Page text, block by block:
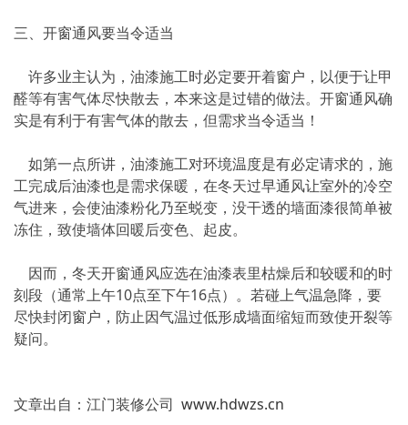
三、开窗通风要当令适当
许多业主认为，油漆施工时必定要开着窗户，以便于让甲
醛等有害气体尽快散去，本来这是过错的做法。开窗通风确
实是有利于有害气体的散去，但需求当令适当！
如第一点所讲，油漆施工对环境温度是有必定请求的，施
工完成后油漆也是需求保暖，在冬天过早通风让室外的冷空
气进来，会使油漆粉化乃至蜕变，没干透的墙面漆很简单被
冻住，致使墙体回暖后变色、起皮。
因而，冬天开窗通风应选在油漆表里枯燥后和较暖和的时
刻段（通常上午10点至下午16点）。若碰上气温急降，要
尽快封闭窗户，防止因气温过低形成墙面缩短而致使开裂等
疑问。
文章出自：江门装修公司 www.hdwzs.cn